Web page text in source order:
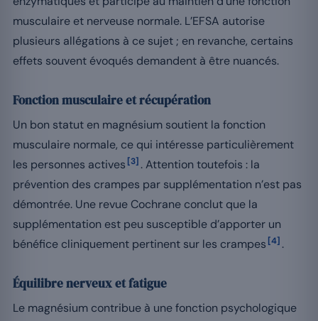
musculaire et nerveuse normale. L’EFSA autorise
plusieurs allégations à ce sujet ; en revanche, certains
effets souvent évoqués demandent à être nuancés.
Fonction musculaire et récupération
Un bon statut en magnésium soutient la fonction
musculaire normale, ce qui intéresse particulièrement
les personnes actives [3] . Attention toutefois : la
prévention des crampes par supplémentation n’est pas
démontrée. Une revue Cochrane conclut que la
supplémentation est peu susceptible d’apporter un
bénéfice cliniquement pertinent sur les crampes [4] .
Équilibre nerveux et fatigue
Le magnésium contribue à une fonction psychologique